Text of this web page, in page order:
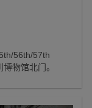
56th/57th
物馆北门。